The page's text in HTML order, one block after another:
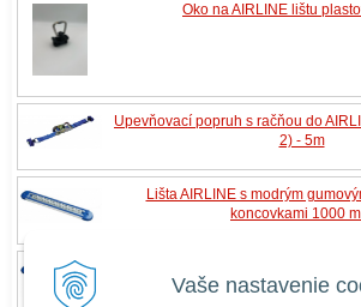
Vaše nastavenie
Oko na AIRLINE lištu
Upevňovací popruh s račňou do
2) - 5m
Lišta AIRLINE s modrým
koncovkami 1000
koncovkami 3000